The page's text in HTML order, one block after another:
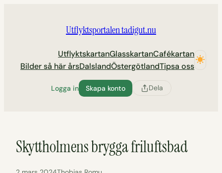
Utflyktsportalen tadigut.nu
UtflyktskartanGlasskartanCafékartan
Bilder så här årsDalslandÖstergötlandTipsa oss
Logga in Skapa konto Dela
Skyttholmens brygga friluftsbad